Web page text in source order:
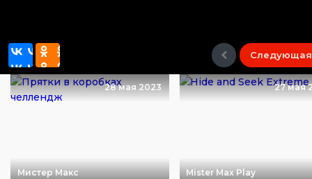
Следующая
28 мая 2023
Мистер Макс
27 мая
Mister Max Play